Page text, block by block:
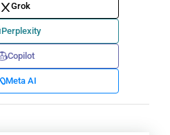
Grok
Perplexity
Copilot
Meta AI